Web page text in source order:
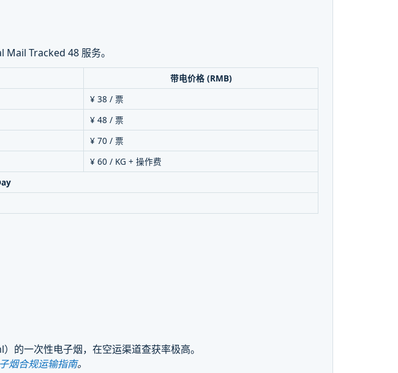
Mail Tracked 48 服务。
带电价格 (RMB)
¥ 38 / 票
¥ 48 / 票
¥ 70 / 票
¥ 60 / KG + 操作费
的一次性电子烟，在空运渠道查获率极高。
烟合规运输指南。